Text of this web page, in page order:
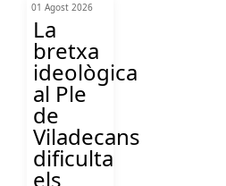
01 Agost 2026
La
bretxa
ideològica
al Ple
de
Viladecans
dificulta
els